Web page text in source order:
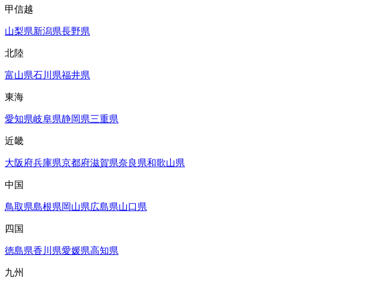
甲信越
山梨県新潟県長野県
北陸
富山県石川県福井県
東海
愛知県岐阜県静岡県三重県
近畿
大阪府兵庫県京都府滋賀県奈良県和歌山県
中国
鳥取県島根県岡山県広島県山口県
四国
徳島県香川県愛媛県高知県
九州